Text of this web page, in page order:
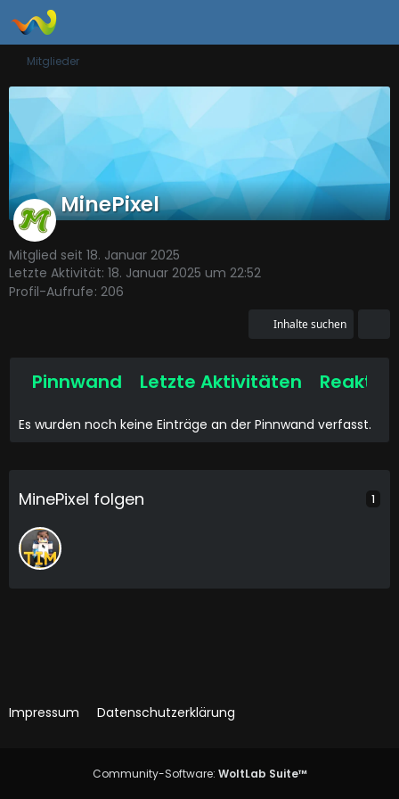
Mitglieder
MinePixel
Mitglied seit 18. Januar 2025
Letzte Aktivität: 18. Januar 2025 um 22:52
Profil-Aufrufe 206
Inhalte suchen
Pinnwand Letzte Aktivitäten
Es wurden noch keine Einträge an der Pinnwand verfasst.
MinePixel folgen 1
Impressum Datenschutzerklärung
Community-Software: WoltLab Suite™